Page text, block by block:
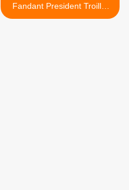
Fandant President Troillet
2009 >